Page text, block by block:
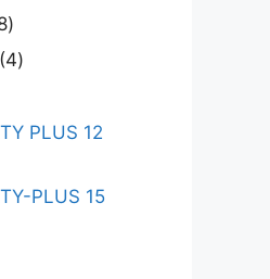
4
PLUS 12
PLUS 15